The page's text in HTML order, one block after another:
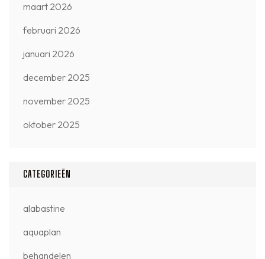
maart 2026
februari 2026
januari 2026
december 2025
november 2025
oktober 2025
CATEGORIEËN
alabastine
aquaplan
behandelen